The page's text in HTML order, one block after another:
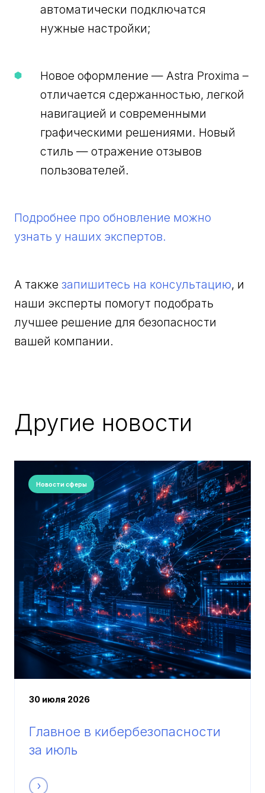
автоматически подключатся
нужные настройки;
Новое оформление — Astra Proxima –
отличается сдержанностью, легкой
навигацией и современными
графическими решениями. Новый
стиль — отражение отзывов
пользователей.
Подробнее про обновление можно
узнать у наших экспертов.
А такжезапишитесь на консультацию, и
наши эксперты помогут подобрать
лучшее решение для безопасности
вашей компании.
Другие новости
Новости сферы
30 июля 2026
Главное в кибербезопасности
за июль